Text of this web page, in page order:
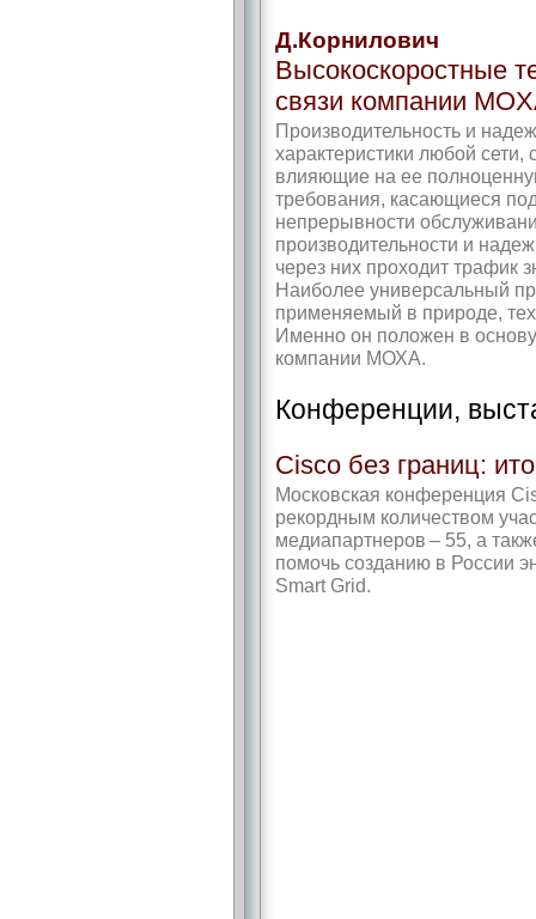
Д.Корнилович
Высокоскоростные
связи компании
Производительность и
характеристики любой
влияющие на ее
требования, касающиеся
непрерывности
производительности и
через них проходит трафик
Наиболее универсальный
применяемый в природе,
Именно он положен в
компании МОХА.
Конференции,
Cisco без границ:
Московская конференция
рекордным количеством
медиапартнеров – 55, а
помочь созданию в России
Smart Grid.